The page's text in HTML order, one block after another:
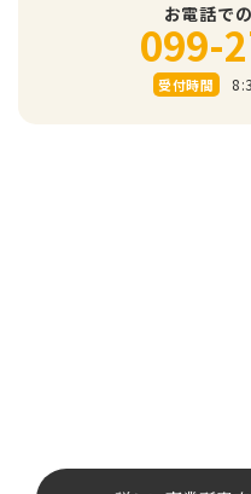
お電話で
099-
受付時間